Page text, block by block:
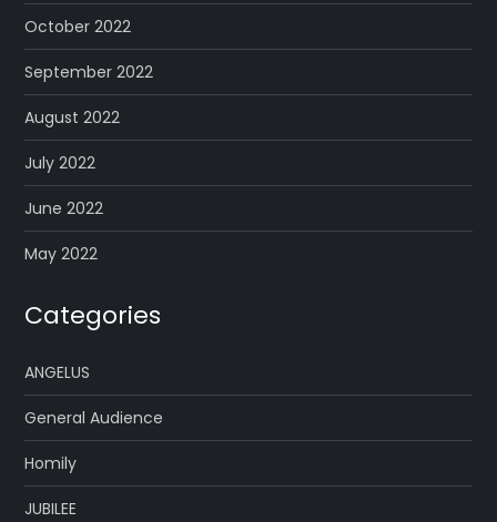
October 2022
September 2022
August 2022
July 2022
June 2022
May 2022
Categories
ANGELUS
General Audience
Homily
JUBILEE